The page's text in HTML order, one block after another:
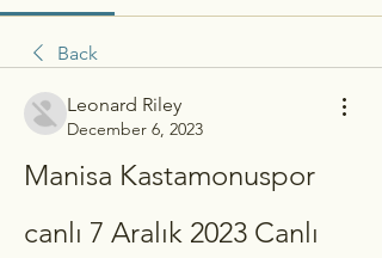
Back
Leonard Riley
December 6, 2023
Manisa Kastamonuspor
canlı 7 Aralık 2023 Canlı